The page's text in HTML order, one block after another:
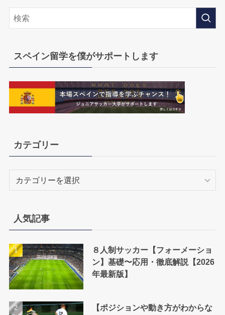
スペイン留学を僕がサポートします
カテゴリー
ー
人気記事
８人制サッカー【フォーメーショ
ン】基礎〜応用・徹底解説【2026
年最新版】
【ポジションや動き方がわからな